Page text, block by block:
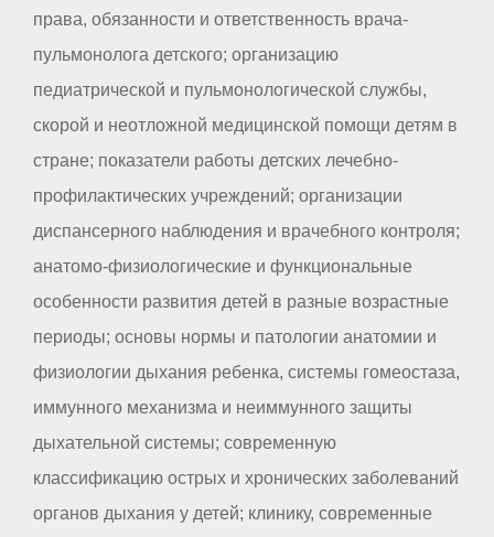
права, обязанности и ответственность врача-
пульмонолога детского; организацию
педиатрической и пульмонологической службы,
скорой и неотложной медицинской помощи детям в
стране; показатели работы детских лечебно-
профилактических учреждений; организации
диспансерного наблюдения и врачебного контроля;
анатомо-физиологические и функциональные
особенности развития детей в разные возрастные
периоды; основы нормы и патологии анатомии и
физиологии дыхания ребенка, системы гомеостаза,
иммунного механизма и неиммунного защиты
дыхательной системы; современную
классификацию острых и хронических заболеваний
органов дыхания у детей; клинику, современные